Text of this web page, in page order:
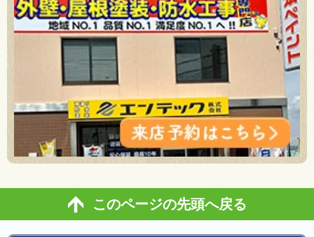
このページの先頭へ戻る